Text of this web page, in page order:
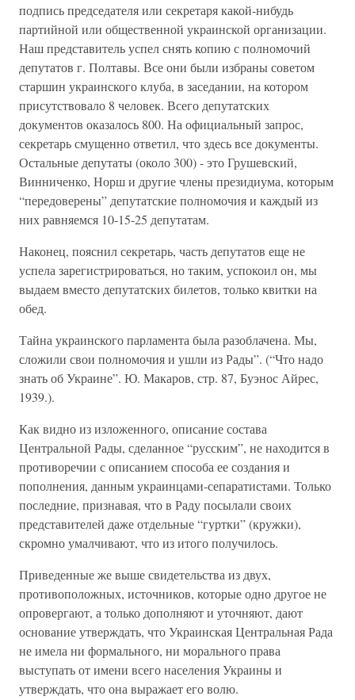
подпись председателя или секретаря какой-нибудь
партийной или общественной украинской организации.
Наш представитель успел снять копию с полномочий
депутатов г. Полтавы. Все они были избраны советом
старшин украинского клуба, в заседании, на котором
присутствовало 8 человек. Всего депутатских
документов оказалось 800. На официальный запрос,
секретарь смущенно ответил, что здесь все документы.
Остальные депутаты (около 300) - это Грушевский,
Винниченко, Норш и другие члены президиума, которым
“передоверены” депутатские полномочия и каждый из
них равняемся 10-15-25 депутатам.
Наконец, пояснил секретарь, часть депутатов еще не
успела зарегистрироваться, но таким, успокоил он, мы
выдаем вместо депутатских билетов, только квитки на
обед.
Тайна украинского парламента была разоблачена. Мы,
сложили свои полномочия и ушли из Рады”. (“Что надо
знать об Украине”. Ю. Макаров, стр. 87, Буэнос Айрес,
1939.).
Как видно из изложенного, описание состава
Центральной Рады, сделанное “русским”, не находится в
противоречии с описанием способа ее создания и
пополнения, данным украинцами-сепаратистами. Только
последние, признавая, что в Раду посылали своих
представителей даже отдельные “гуртки” (кружки),
скромно умалчивают, что из итого получилось.
Приведенные же выше свидетельства из двух,
противоположных, источников, которые одно другое не
опровергают, а только дополняют и уточняют, дают
основание утверждать, что Украинская Центральная Рада
не имела ни формального, ни морального права
выступать от имени всего населения Украины и
утверждать, что она выражает его волю.